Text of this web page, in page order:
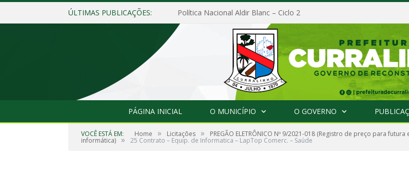
ÚLTIMAS PUBLICAÇÕES: Política Nacional Aldir Blanc – Ciclo 2
PÁGINA INICIAL O MUNICÍPIO O GOVERNO
VOCÊ ESTÁ EM: Home » Licitações » PREGÃO ELETRÔNICO Nº 9/2021-018 (Registro de preço para
informática) » 25 Contrato – Equip. de Informatica – LapTop Comerc. – Saúde